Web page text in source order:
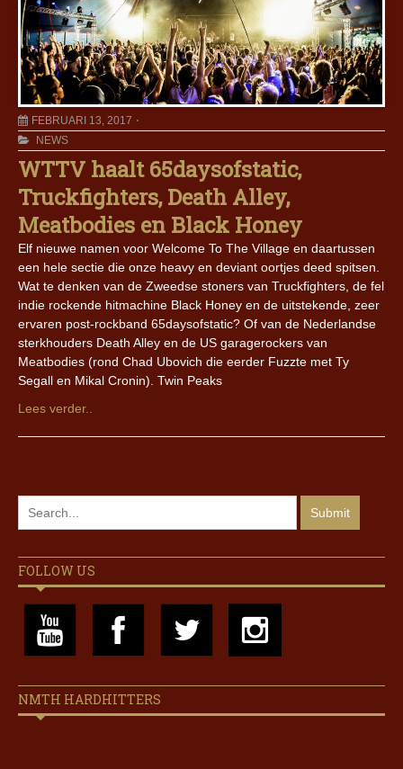
FEBRUARI 13, 2017
NEWS
WTTV haalt 65daysofstatic,
Truckfighters, Death Alley,
Meatbodies en Black Honey
Elf nieuwe namen voor Welcome To The Village en daartussen
een hele sectie die onze heavy en deviant oortjes deed spitsen.
Wat te denken van de Zweedse stoners van Truckfighters, de fel
indie rockende hitmachine Black Honey en de uitstekende, zeer
ervaren post-rockband 65daysofstatic? Of van de Nederlandse
sterkhouders Death Alley en de US garagerockers van
Meatbodies (rond Chad Ubovich die eerder Fuzzte met Ty
Segall en Mikal Cronin). Twin Peaks
Lees verder..
FOLLOW US
NMTH HARDHITTERS